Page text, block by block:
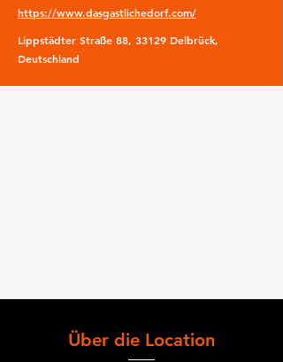
https://www.dasgastlichedorf.com/
Lippstädter Straße 88, 33129 Delbrück,
Deutschland
Über die Location